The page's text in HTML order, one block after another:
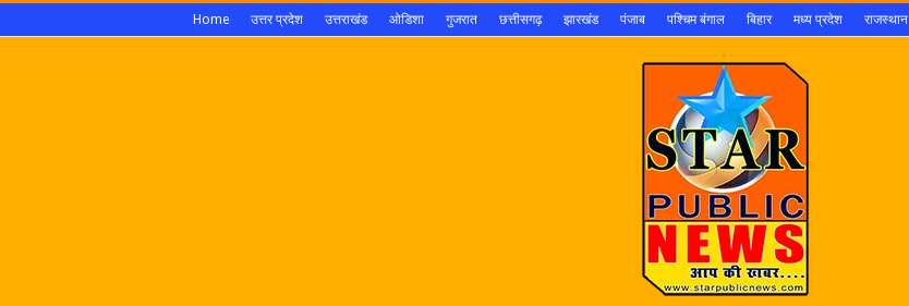
Home उत्तर प्रदेश उत्तराखंड ओडिशा गुजरात छत्तीसगढ़ झारखंड पंजाब पश्चिम बंगाल बिहार मध्य प्रदेश राजस्थान